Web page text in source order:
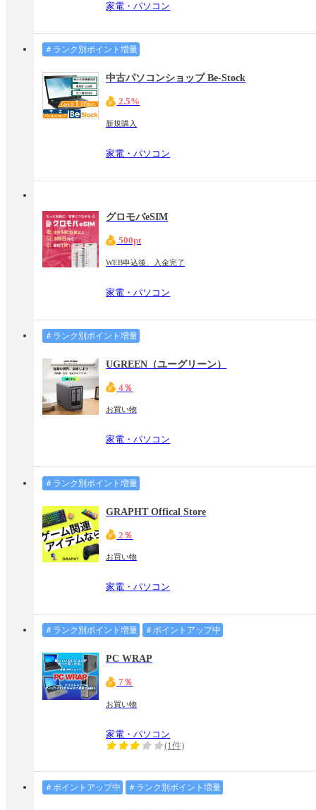
家電・パソコン
＃ランク別ポイント増量
中古パソコンショップ Be-Stock
2.5%
新規購入
家電・パソコン
グロモバeSIM
500pt
WEB申込後、入金完了
家電・パソコン
＃ランク別ポイント増量
UGREEN（ユーグリーン）
4％
お買い物
家電・パソコン
＃ランク別ポイント増量
GRAPHT Offical Store
2％
お買い物
家電・パソコン
＃ランク別ポイント増量 ＃ポイントアップ中
PC WRAP
7％
お買い物
家電・パソコン
(1件)
＃ポイントアップ中 ＃ランク別ポイント増量